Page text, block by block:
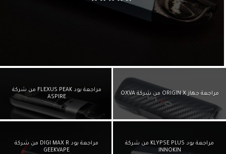
مراجعة بود FLEXUS PEAK من شركة
ASPIRE
مراجعة جهاز ORIGIN X من شركة OXVA
مراجعة بود DIGI MAX R من شركة
GEEKVAPE
مراجعة بود KLYPSE PLUS من شركة
INNOKIN